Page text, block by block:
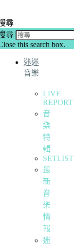
尋
尋
this search box.
迷迷
音樂
LIVE
REPORT
音
樂
特
輯
SETLIST
最
新
音
樂
情
報
迷